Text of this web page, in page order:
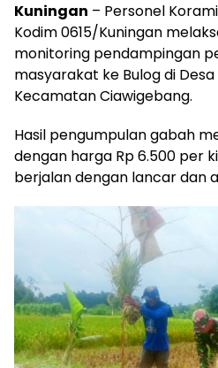
Kuningan – Personel
Kodim 0615/Kuningan
monitoring pendampingan
masyarakat ke Bulog di
Kecamatan Ciawigebang.
Hasil pengumpulan gabah
dengan harga Rp 6.500 per
berjalan dengan lancar dan